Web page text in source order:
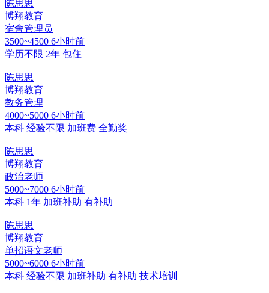
陈思思
博翔教育
宿舍管理员
3500~4500 6小时前
学历不限 2年 包住
陈思思
博翔教育
教务管理
4000~5000 6小时前
本科 经验不限 加班费 全勤奖
陈思思
博翔教育
政治老师
5000~7000 6小时前
本科 1年 加班补助 有补助
陈思思
博翔教育
单招语文老师
5000~6000 6小时前
本科 经验不限 加班补助 有补助 技术培训